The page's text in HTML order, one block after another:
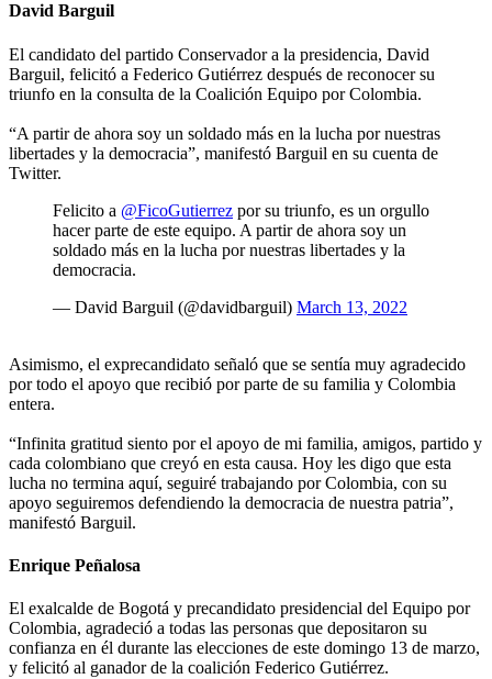
David Barguil
El candidato del partido Conservador a la presidencia, David
Barguil, felicitó a Federico Gutiérrez después de reconocer su
triunfo en la consulta de la Coalición Equipo por Colombia.
“A partir de ahora soy un soldado más en la lucha por nuestras
libertades y la democracia”, manifestó Barguil en su cuenta de
Twitter.
Felicito a @FicoGutierrez por su triunfo, es un orgullo
hacer parte de este equipo. A partir de ahora soy un
soldado más en la lucha por nuestras libertades y la
democracia.
— David Barguil (@davidbarguil) March 13, 2022
Asimismo, el exprecandidato señaló que se sentía muy agradecido
por todo el apoyo que recibió por parte de su familia y Colombia
entera.
“Infinita gratitud siento por el apoyo de mi familia, amigos, partido y
cada colombiano que creyó en esta causa. Hoy les digo que esta
lucha no termina aquí, seguiré trabajando por Colombia, con su
apoyo seguiremos defendiendo la democracia de nuestra patria”,
manifestó Barguil.
Enrique Peñalosa
El exalcalde de Bogotá y precandidato presidencial del Equipo por
Colombia, agradeció a todas las personas que depositaron su
confianza en él durante las elecciones de este domingo 13 de marzo,
y felicitó al ganador de la coalición Federico Gutiérrez.